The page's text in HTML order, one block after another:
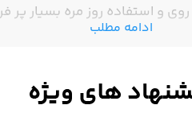
ادامه مطلب